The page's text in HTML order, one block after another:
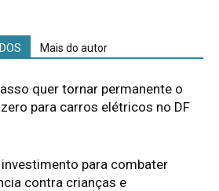
Mais do autor
quer tornar permanente o
zero para carros elétricos no DF
investimento para combater
contra crianças e